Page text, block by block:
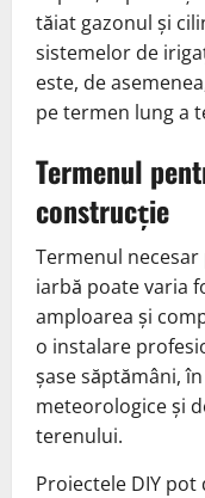
tăiat gazonul și
sistemelor de
este, de
pe termen lung a
Termenul
construcție
Termenul
iarbă poate varia
amploarea și
o instalare
șase săptămâni,
meteorologice și
terenului.
Proiectele DIY